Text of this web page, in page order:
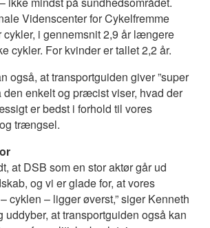
Videnscenter for Cykelfremme
i gennemsnit 2,9 år længere
cykler. For kvinder er tallet 2,2 år.
også, at transportguiden giver ”super
den enkelt og præcist viser, hvad der
er bedst i forhold til vores
trængsel.
at DSB som en stor aktør går ud
og vi er glade for, at vores
cyklen – ligger øverst,” siger Kenneth
at transportguiden også kan